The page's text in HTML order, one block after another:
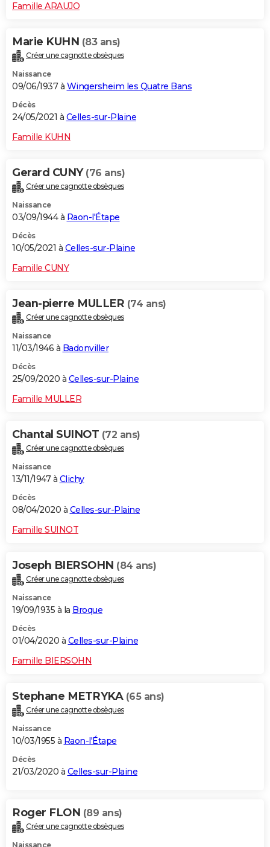
Famille ARAUJO
Marie KUHN (83 ans)
Créer une cagnotte obsèques
Naissance
09/06/1937 à Wingersheim les Quatre Bans
Décès
24/05/2021 à Celles-sur-Plaine
Famille KUHN
Gerard CUNY (76 ans)
Créer une cagnotte obsèques
Naissance
03/09/1944 à Raon-l'Étape
Décès
10/05/2021 à Celles-sur-Plaine
Famille CUNY
Jean-pierre MULLER (74 ans)
Créer une cagnotte obsèques
Naissance
11/03/1946 à Badonviller
Décès
25/09/2020 à Celles-sur-Plaine
Famille MULLER
Chantal SUINOT (72 ans)
Créer une cagnotte obsèques
Naissance
13/11/1947 à Clichy
Décès
08/04/2020 à Celles-sur-Plaine
Famille SUINOT
Joseph BIERSOHN (84 ans)
Créer une cagnotte obsèques
Naissance
19/09/1935 à la Broque
Décès
01/04/2020 à Celles-sur-Plaine
Famille BIERSOHN
Stephane METRYKA (65 ans)
Créer une cagnotte obsèques
Naissance
10/03/1955 à Raon-l'Étape
Décès
21/03/2020 à Celles-sur-Plaine
Roger FLON (89 ans)
Créer une cagnotte obsèques
Naissance